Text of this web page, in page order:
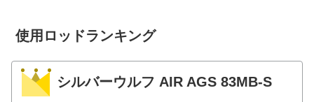
使用ロッドランキング
シルバーウルフ AIR AGS 83MB-S